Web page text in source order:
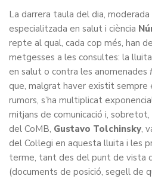
La darrera taula del dia,
especialitzada en salut i ciència
repte al qual, cada cop més, han
metgesses a les consultes: la
en salut o contra les anomenades
que, malgrat haver existit sempre
rumors, s’ha multiplicat
mitjans de comunicació i,
del CoMB, Gustavo Tolchinsky,
del Col·legi en aquesta lluita i les
terme, tant des del punt de vista
(documents de posició, segell de